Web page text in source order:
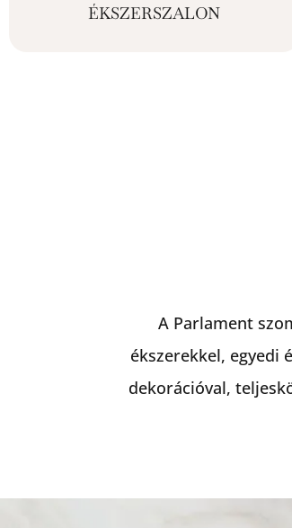
ÉKSZERSZALON
A Parlament
ékszerekkel, egyedi
dekorációval,